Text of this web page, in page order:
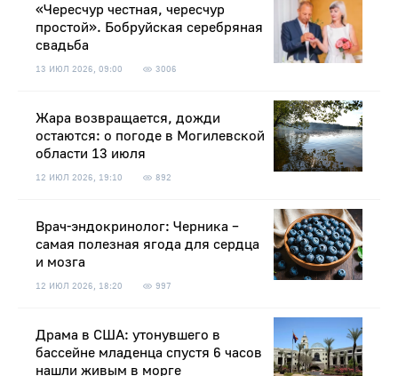
«Чересчур честная, чересчур
простой». Бобруйская серебряная
свадьба
13 ИЮЛ 2026, 09:00 3006
Жара возвращается, дожди
остаются: о погоде в Могилевской
области 13 июля
12 ИЮЛ 2026, 19:10 892
Врач-эндокринолог: Черника –
самая полезная ягода для сердца
и мозга
12 ИЮЛ 2026, 18:20 997
Драма в США: утонувшего в
бассейне младенца спустя 6 часов
нашли живым в морге